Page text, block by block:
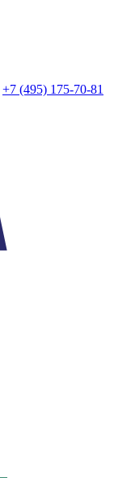
+7 (495) 175-70-81